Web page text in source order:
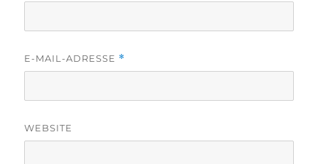
E-MAIL-ADRESSE *
WEBSITE